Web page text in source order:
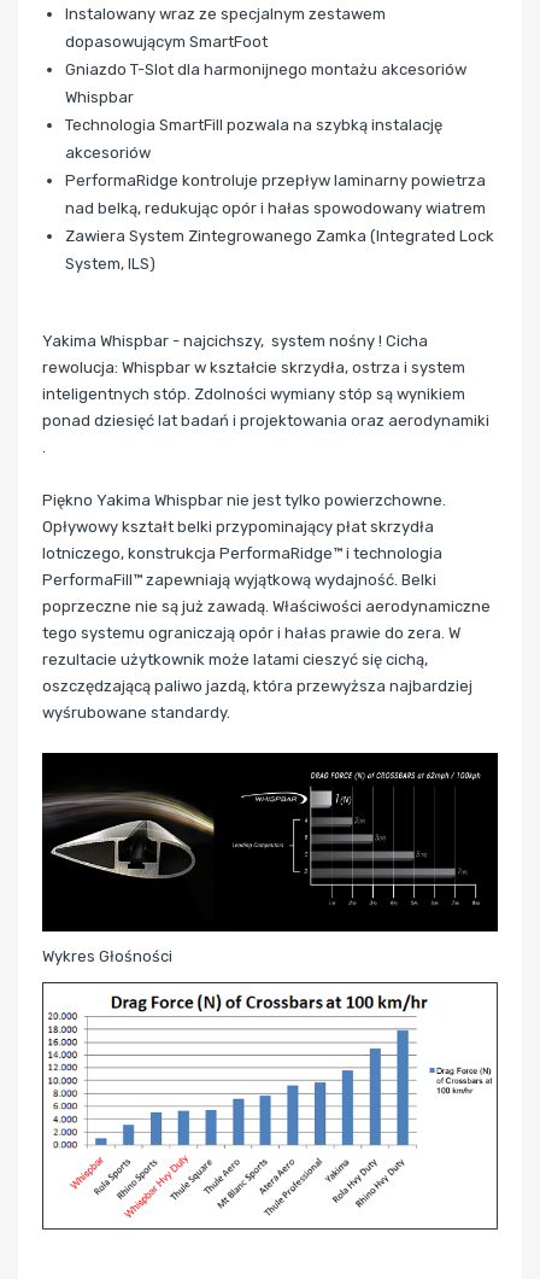
Instalowany wraz ze specjalnym zestawem
dopasowującym SmartFoot
Gniazdo T-Slot dla harmonijnego montażu akcesoriów
Whispbar
Technologia SmartFill pozwala na szybką instalację
akcesoriów
PerformaRidge kontroluje przepływ laminarny powietrza
nad belką, redukując opór i hałas spowodowany wiatrem
Zawiera System Zintegrowanego Zamka (Integrated Lock
System, ILS)
Yakima Whispbar - najcichszy, system nośny ! Cicha
rewolucja: Whispbar w kształcie skrzydła, ostrza i system
inteligentnych stóp. Zdolności wymiany stóp są wynikiem
ponad dziesięć lat badań i projektowania oraz aerodynamiki
Piękno Yakima Whispbar nie jest tylko powierzchowne.
Opływowy kształt belki przypominający płat skrzydła
lotniczego, konstrukcja PerformaRidge™ i technologia
PerformaFill™ zapewniają wyjątkową wydajność. Belki
poprzeczne nie są już zawadą. Właściwości aerodynamiczne
tego systemu ograniczają opór i hałas prawie do zera. W
rezultacie użytkownik może latami cieszyć się cichą,
oszczędzającą paliwo jazdą, która przewyższa najbardziej
wyśrubowane standardy.
Wykres Głośności